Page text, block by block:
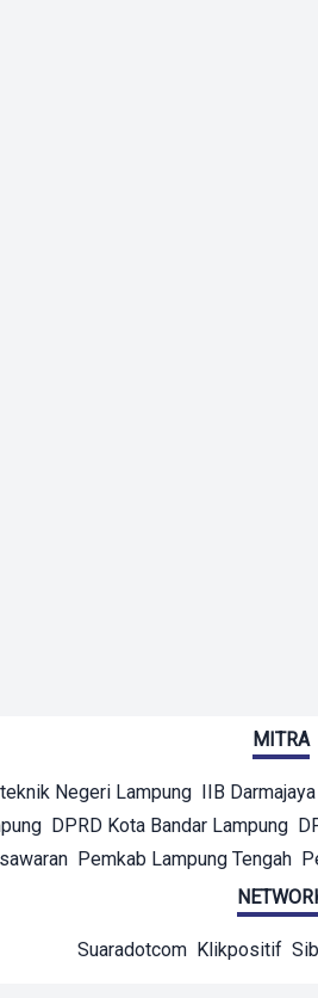
MITRA
Negeri Lampung IIB Darmajaya
DPRD Kota Bandar Lampung
Pemkab Lampung Tengah
Suaradotcom Klikpositif